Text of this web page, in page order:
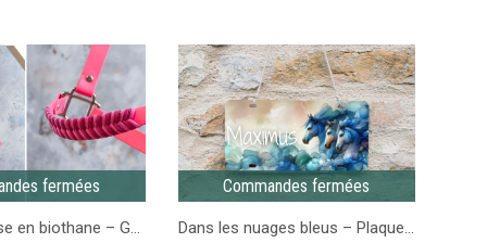
-
Taille
Cheval
Bleu
foncé
fermées
Licol plat Rose en biothane – Gamme Camaïeu
Commandes fermées
Dans les nuages bleus – Plaque de Casier d’écurie